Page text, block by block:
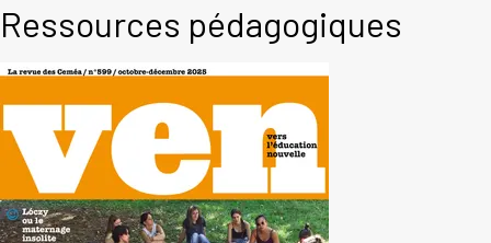
Ressources pédagogiques